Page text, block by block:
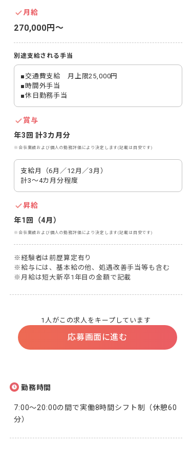
月給
270,000円〜
別途支給される手当
■交通費支給　月上限25,000円
■時間外手当
■休日勤務手当
賞与
年3回 計3カ月分
※会社業績および個人の勤務評価により決定します(記載は目安です)
支給月（6月／12月／3月）
計3～4カ月分程度
昇給
年1回（4月）
※会社業績および個人の勤務評価により決定します(記載は目安です)
※経験者は前歴算定有り
※給与には、基本給の他、処遇改善手当等も含む
※月給は短大新卒1年目の金額で記載
1人がこの求人をキープしています
応募画面に進む
勤務時間
7:00～20:00の間で実働8時間シフト制（休憩60
分）